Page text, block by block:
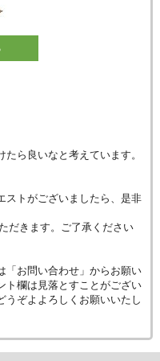
ら良いなと考えています。
ストがございましたら、是非
だきます。ご了承ください
「お問い合わせ」からお願い
ト欄は見落とすことがござい
うぞよよろしくお願いいたし